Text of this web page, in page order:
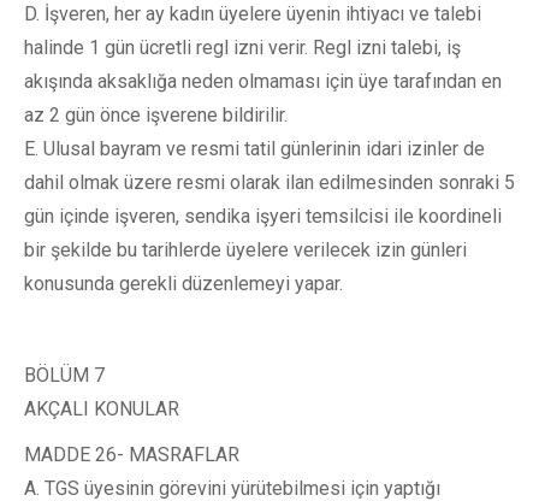
D. İşveren, her ay kadın üyelere üyenin ihtiyacı ve talebi
halinde 1 gün ücretli regl izni verir. Regl izni talebi, iş
akışında aksaklığa neden olmaması için üye tarafından en
az 2 gün önce işverene bildirilir.
E. Ulusal bayram ve resmi tatil günlerinin idari izinler de
dahil olmak üzere resmi olarak ilan edilmesinden sonraki 5
gün içinde işveren, sendika işyeri temsilcisi ile koordineli
bir şekilde bu tarihlerde üyelere verilecek izin günleri
konusunda gerekli düzenlemeyi yapar.
BÖLÜM 7
AKÇALI KONULAR
MADDE 26- MASRAFLAR
A. TGS üyesinin görevini yürütebilmesi için yaptığı